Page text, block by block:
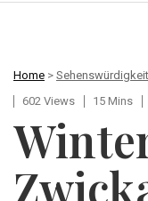
Home >
602 Views
15 Mins